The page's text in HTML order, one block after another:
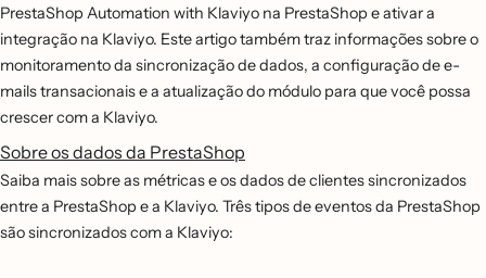
PrestaShop Automation with Klaviyo na PrestaShop e ativar a
integração na Klaviyo. Este artigo também traz informações sobre o
monitoramento da sincronização de dados, a configuração de e-
mails transacionais e a atualização do módulo para que você possa
crescer com a Klaviyo.
Sobre os dados da PrestaShop
Saiba mais sobre as métricas e os dados de clientes sincronizados
entre a PrestaShop e a Klaviyo. Três tipos de eventos da PrestaShop
são sincronizados com a Klaviyo: